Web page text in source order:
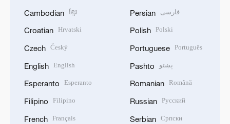
Cambodian ខ្មែរ
Croatian Hrvatski
Czech Český
English English
Esperanto Esperanto
Filipino Filipino
French Français
Persian فارسی
Polish Polski
Portuguese Português
Pashto پښتو
Romanian Română
Russian Русский
Serbian Српски